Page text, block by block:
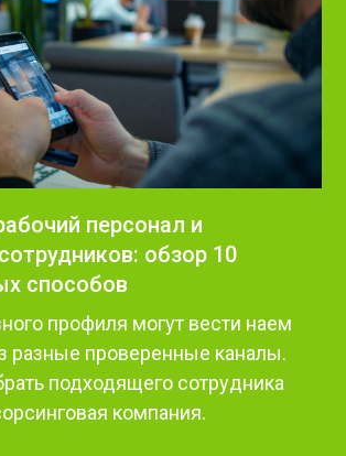
персонал и
обзор 10
способов
профиля могут вести наем
разные проверенные каналы.
подходящего сотрудника
компания.